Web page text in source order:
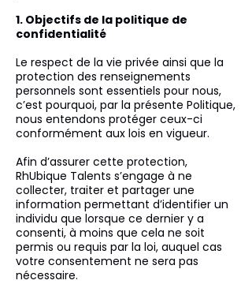
1. Objectifs de la politique de
confidentialité
Le respect de la vie privée ainsi que la
protection des renseignements
personnels sont essentiels pour nous,
c’est pourquoi, par la présente Politique,
nous entendons protéger ceux-ci
conformément aux lois en vigueur.
Afin d’assurer cette protection,
RhUbique Talents s’engage à ne
collecter, traiter et partager une
information permettant d’identifier un
individu que lorsque ce dernier y a
consenti, à moins que cela ne soit
permis ou requis par la loi, auquel cas
votre consentement ne sera pas
nécessaire.